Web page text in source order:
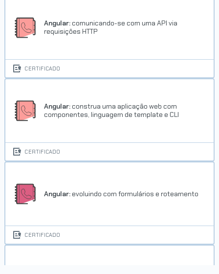
Angular: comunicando-se com uma API via
requisições HTTP
CERTIFICADO
Angular: construa uma aplicação web com
componentes, linguagem de template e CLI
CERTIFICADO
Angular: evoluindo com formulários e roteamento
CERTIFICADO